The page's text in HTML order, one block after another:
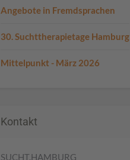
Angebote in Fremdsprachen
30. Suchttherapietage Hamburg
Mittelpunkt - März 2026
Kontakt
SUCHT.HAMBURG